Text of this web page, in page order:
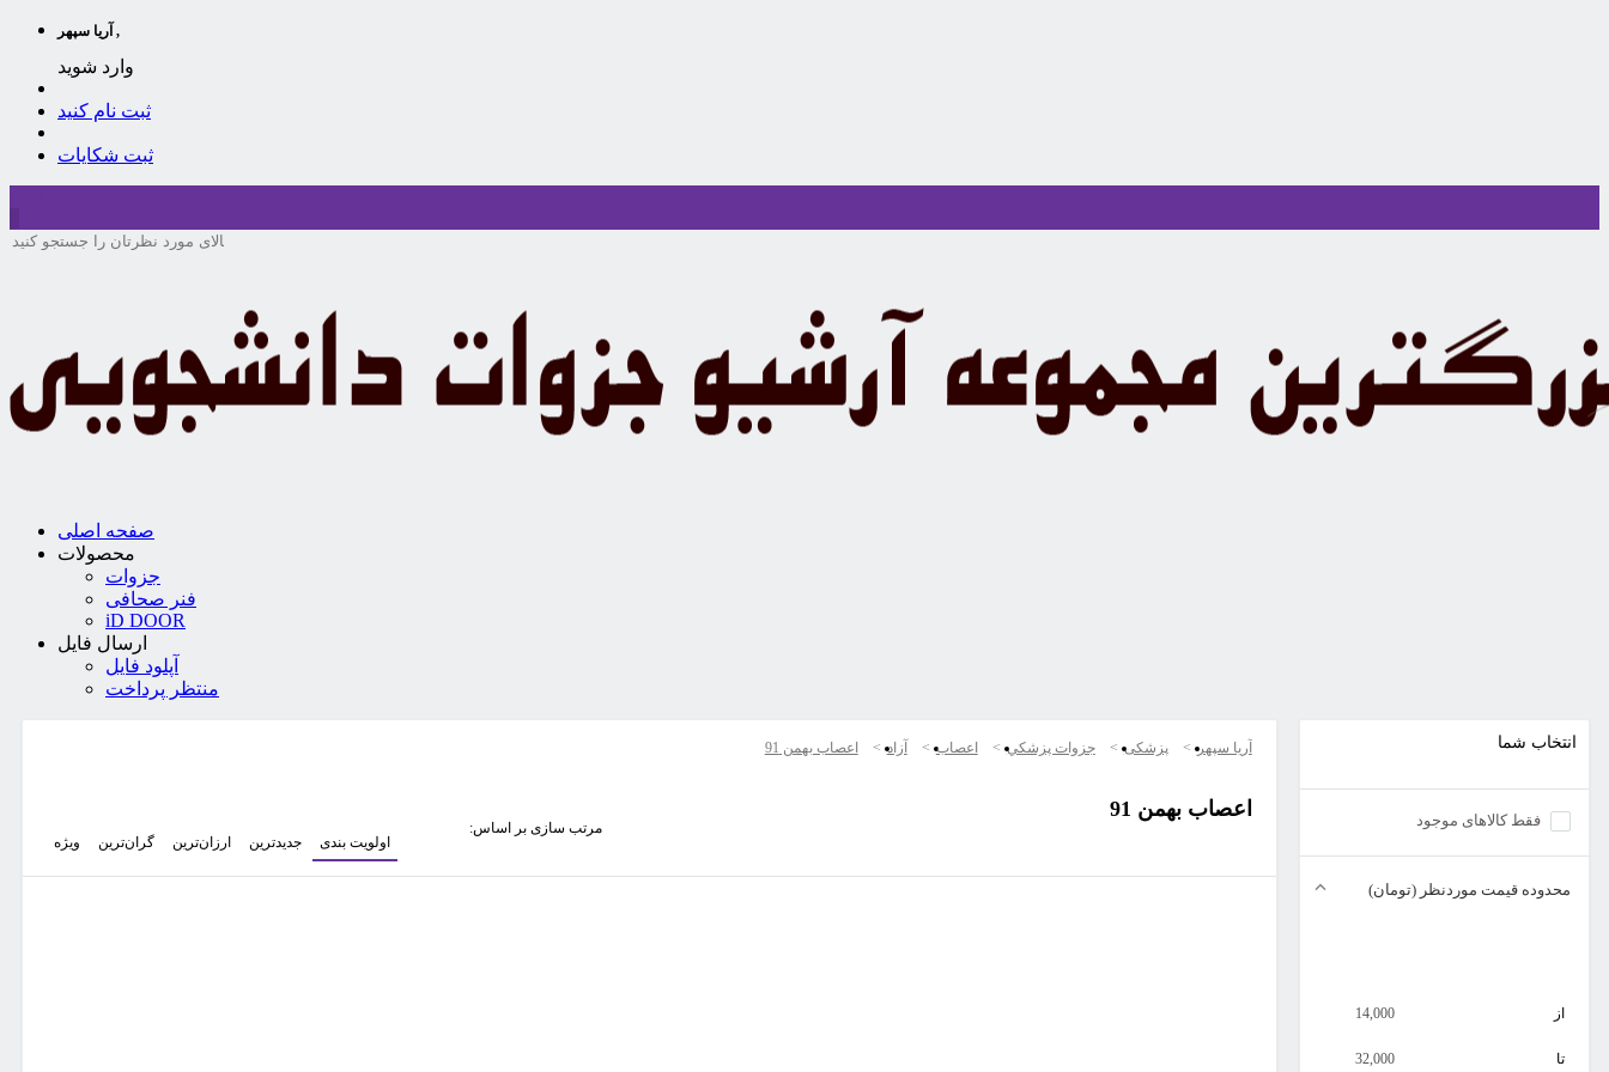
آریا سپهر ,
وارد شوید
ثبت نام کنید
ثبت شکایات
صفحه اصلی
محصولات
جزوات
فنر صحافی
iD DOOR
ارسال فایل
آپلود فایل
منتظر پرداخت
انتخاب شما
فقط کالاهای موجود
محدوده قیمت موردنظر (تومان)
از 14,000
تا 32,000
آریا سپهر پزشکی جزوات پزشكي اعصاب آزاد اعصاب بهمن 91
اعصاب بهمن 91
مرتب سازی بر اساس:
اولویت بندی
جدیدترین ارزان‌ترین گران‌ترین ویژه